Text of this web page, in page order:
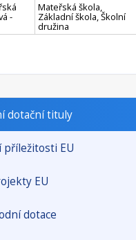
-
Mateřská škola,
Základní škola, Školní
družina
dotační tituly
příležitosti EU
EU
dotace